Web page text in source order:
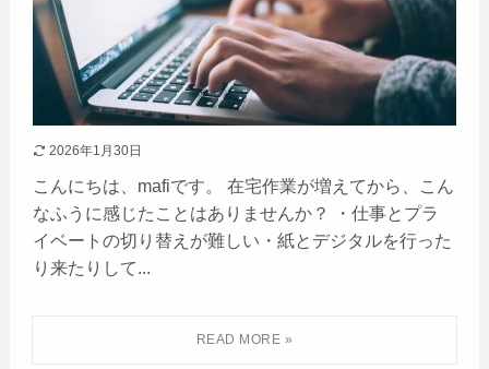
2026年1月30日
こんにちは、mafiです。 在宅作業が増えてから、こん
なふうに感じたことはありませんか？ ・仕事とプラ
イベートの切り替えが難しい・紙とデジタルを行った
り来たりして...